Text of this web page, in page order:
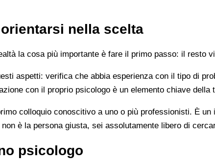
nella scelta
la cosa più importante è fare il primo passo: il resto
aspetti: verifica che abbia esperienza con il tipo di
con il proprio psicologo è un elemento chiave della
colloquio conoscitivo a uno o più professionisti. È
è la persona giusta, sei assolutamente libero di
psicologo